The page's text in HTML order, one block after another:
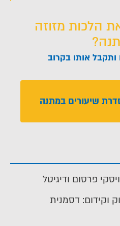
הלכות מזוזה
אותו בקרוב
שיעורים במתנה
פרסום ודיגיטל
וקידום: דסמנית